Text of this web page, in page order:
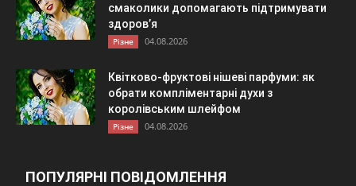
смаколики допомагають підтримувати
здоров’я
Різне 04.08.2026
Квітково-фруктові нішеві парфуми: як
обрати компліментарні духи з
королівським шлейфом
Різне 04.08.2026
ПОПУЛЯРНІ ПОВІДОМЛЕННЯ